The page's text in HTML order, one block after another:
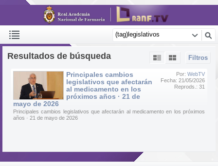
Filtros
Resultados de búsqueda
Por: WebTV
Fecha: 21/05/2026
Reprods.: 31
Principales cambios
legislativos que afectarán
al medicamento en los
próximos años · 21 de
mayo de 2026
Principales cambios legislativos que afectarán al medicamento en los próximos
años · 21 de mayo de 2026